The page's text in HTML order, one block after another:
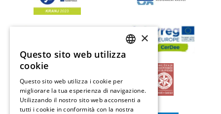
SLOVENIAN
GERMAN
ITALIAN
×
Questo sito web utilizza
cookie
Questo sito web utilizza i cookie per
migliorare la tua esperienza di navigazione.
Utilizzando il nostro sito web acconsenti a
tutti i cookie in conformità con la nostra